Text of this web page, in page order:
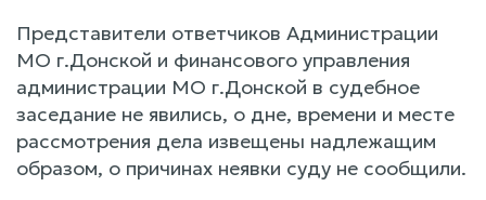
Представители ответчиков Администрации
МО г.Донской и финансового управления
администрации МО г.Донской в судебное
заседание не явились, о дне, времени и месте
рассмотрения дела извещены надлежащим
образом, о причинах неявки суду не сообщили.